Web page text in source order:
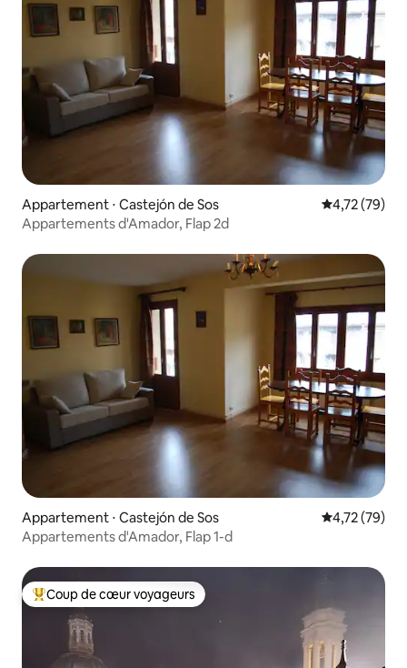
Appartement ⋅ Castejón de Sos Évaluation
4,72 (79)
Appartements d'Amador, Flap 2d
Appartement ⋅ Castejón de Sos Évaluation
4,72 (79)
Appartements d'Amador, Flap 1-d
Coups de cœur voyageurs les plus appréciés
Coup de cœur voyageurs